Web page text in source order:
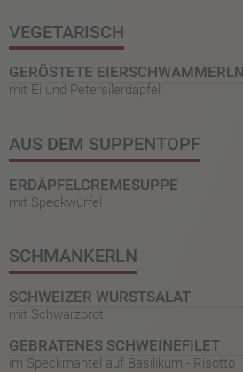
VEGETARISCH
GERÖSTETE EIERSCHWAMMERLN
mit Ei und Petersilerdäpfel
AUS DEM SUPPENTOPF
ERDÄPFELCREMESUPPE
mit Speckwürfel
SCHMANKERLN
SCHWEIZER WURSTSALAT
mit Schwarzbrot
GEBRATENES SCHWEINEFILET
im Speckmantel auf Basilikum - Risotto